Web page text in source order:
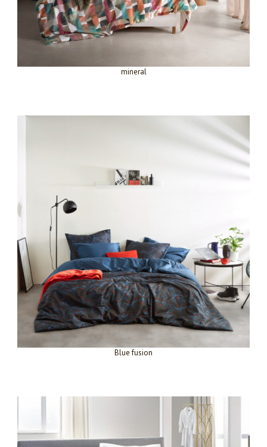
mineral
Blue fusion